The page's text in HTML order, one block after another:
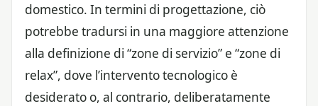
domestico. In termini di progettazione, ciò
potrebbe tradursi in una maggiore attenzione
alla definizione di “zone di servizio” e “zone di
relax”, dove l’intervento tecnologico è
desiderato o, al contrario, deliberatamente